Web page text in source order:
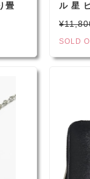
畳
ル 星
レディ
SOLD